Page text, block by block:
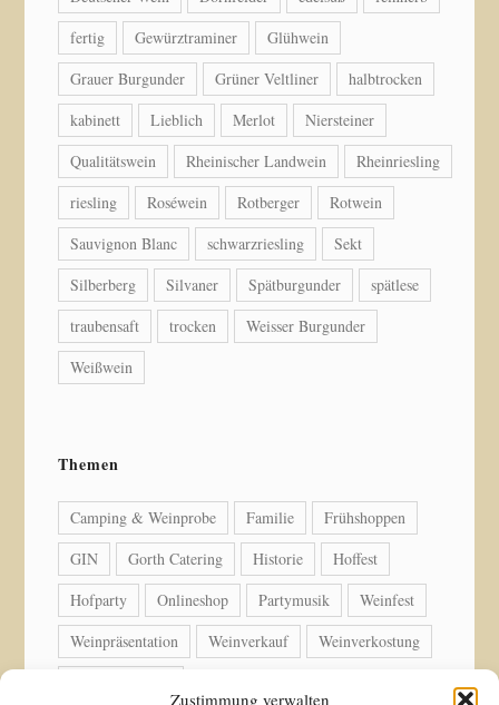
Zustimmung verwalten
fertig
Gewürztraminer
Glühwein
Grauer Burgunder
Grüner Veltliner
halbtrocken
kabinett
Lieblich Merlot
Niersteiner
Qualitätswein
Rheinischer Landwein
Rheinriesling
riesling
Roséwein Rotberger
Rotwein
Sauvignon Blanc
schwarzriesling
Sekt
Silberberg
Silvaner Spätburgunder
spätlese
traubensaft
trocken
Weisser Burgunder
Weißwein
Themen
Camping & Weinprobe Familie
Frühshoppen
GIN
Gorth Catering Historie
Hoffest
Hofparty
Onlineshop Partymusik
Weinfest
Weinpräsentation
Weinverkauf
Weinverkostung